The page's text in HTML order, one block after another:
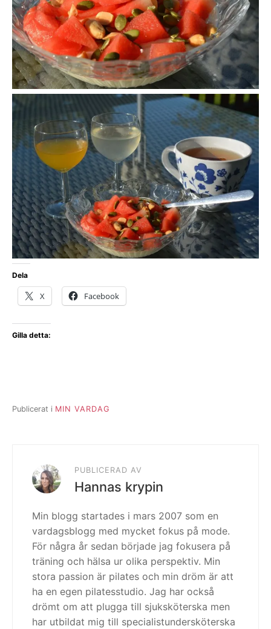
Dela
X Facebook
Gilla detta:
Publicerat i MIN VARDAG
PUBLICERAD AV
Hannas krypin
Min blogg startades i mars 2007 som en
vardagsblogg med mycket fokus på mode.
För några år sedan började jag fokusera på
träning och hälsa ur olika perspektiv. Min
stora passion är pilates och min dröm är att
ha en egen pilatesstudio. Jag har också
drömt om att plugga till sjuksköterska men
har utbildat mig till specialistundersköterska